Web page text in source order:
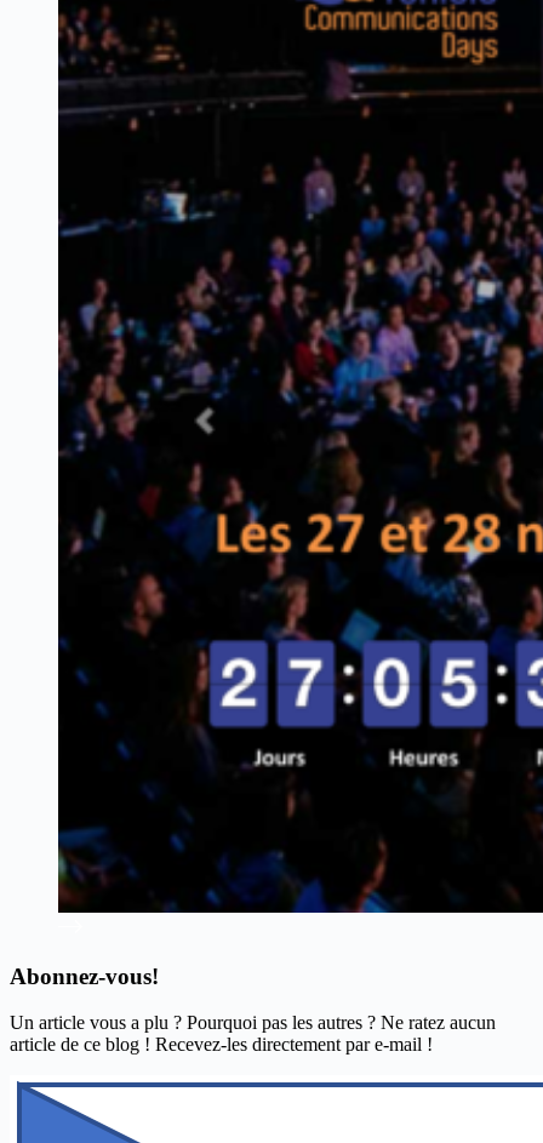
Abonnez-vous!
Un article vous a plu ? Pourquoi pas les autres ? Ne ratez aucun
article de ce blog ! Recevez-les directement par e-mail !